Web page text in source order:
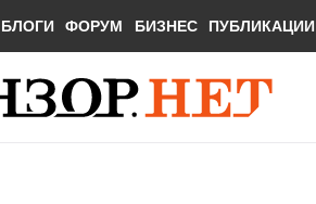
БЛОГИ ФОРУМ БИЗНЕС ПУБЛИКАЦИИ